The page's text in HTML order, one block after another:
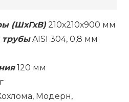
(ШхГхВ)210х210х900 мм
трубыAISI 304, 0,8 мм
120 мм
Модерн,